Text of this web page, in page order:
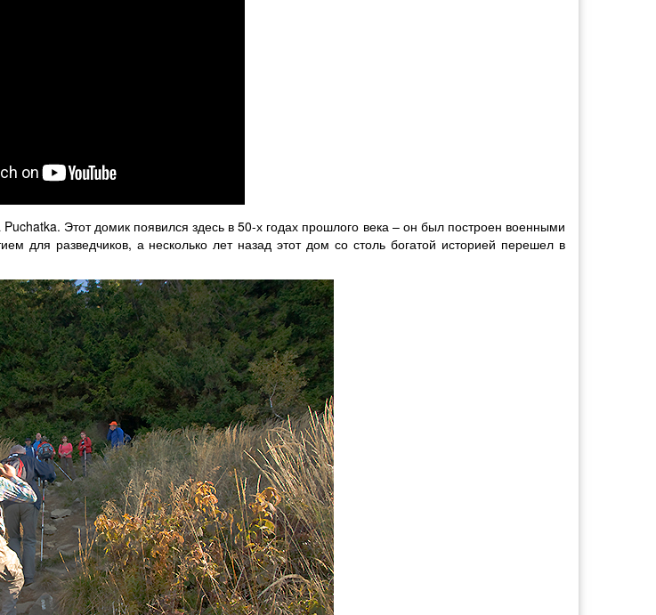
Этот домик появился здесь в 50-х годах прошлого века – он был построен военными
для разведчиков, а несколько лет назад этот дом со столь богатой историей перешел в